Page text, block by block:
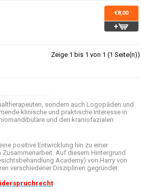
€8,00
Zeige 1 bis 1 von 1 (1 Seite(n))
, sondern auch Logopäden und
klinische und praktische Interesse in
und den kraniofazialen
positive Entwicklung hin zu einer
Zusammenarbeit. Auf diesem Hintergrund
Academy) von Harry von
verschiedener Disziplinen gegründet.